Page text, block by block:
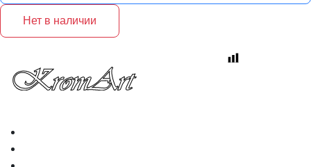
Нет в наличии